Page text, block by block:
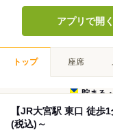
アプリで開く
トップ 座席
貯まる
【JR大宮駅 東口 徒
(税込)～